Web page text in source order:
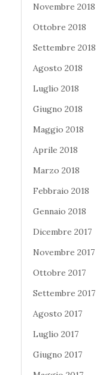
Novembre 2018
Ottobre 2018
Settembre 2018
Agosto 2018
Luglio 2018
Giugno 2018
Maggio 2018
Aprile 2018
Marzo 2018
Febbraio 2018
Gennaio 2018
Dicembre 2017
Novembre 2017
Ottobre 2017
Settembre 2017
Agosto 2017
Luglio 2017
Giugno 2017